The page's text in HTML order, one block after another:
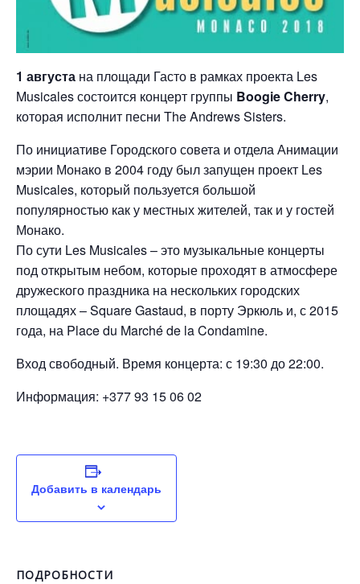
1 августа на площади Гасто в рамках проекта Les
Musicales состоится концерт группы Boogie Cherry,
которая исполнит песни The Andrews Sisters.
По инициативе Городского совета и отдела Анимации
мэрии Монако в 2004 году был запущен проект Les
Musicales, который пользуется большой
популярностью как у местных жителей, так и у гостей
Монако.
По сути Les Musicales – это музыкальные концерты
под открытым небом, которые проходят в атмосфере
дружеского праздника на нескольких городских
площадях – Square Gastaud, в порту Эркюль и, с 2015
года, на Place du Marché de la Condamine.
Вход свободный. Время концерта: с 19:30 до 22:00.
Информация: +377 93 15 06 02
Добавить в календарь
ПОДРОБНОСТИ